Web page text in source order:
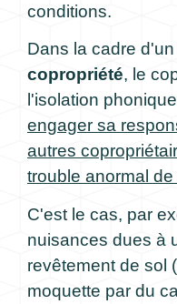
conditions.
Dans la cadre d'un
copropriété, le
l'isolation
engager sa
autres
trouble anormal
C'est le cas, par
nuisances dues à
revêtement de sol
moquette par du